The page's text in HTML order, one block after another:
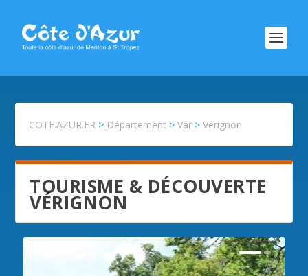
COTE.AZUR.FR > Département >Var >Vérignon
TOURISME & DÉCOUVERTE
VÉRIGNON